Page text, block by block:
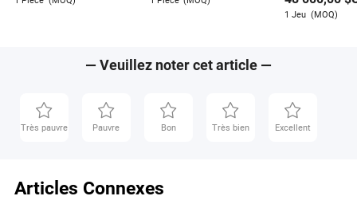
d'occasion de haute
Crawler
Utilisée à
1 Jeu (MOQ)
— Veuillez noter cet article —
Très pauvre Pauvre Bon Très bien Excellent
Articles Connexes